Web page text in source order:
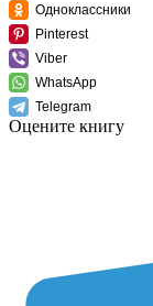
Одноклассники
Pinterest
Viber
WhatsApp
Telegram
Оцените книгу